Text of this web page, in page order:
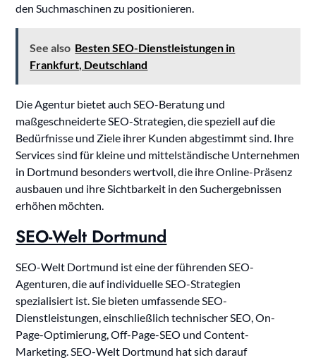
den Suchmaschinen zu positionieren.
See also Besten SEO-Dienstleistungen in
Frankfurt, Deutschland
Die Agentur bietet auch SEO-Beratung und
maßgeschneiderte SEO-Strategien, die speziell auf die
Bedürfnisse und Ziele ihrer Kunden abgestimmt sind. Ihre
Services sind für kleine und mittelständische Unternehmen
in Dortmund besonders wertvoll, die ihre Online-Präsenz
ausbauen und ihre Sichtbarkeit in den Suchergebnissen
erhöhen möchten.
SEO-Welt Dortmund
SEO-Welt Dortmund ist eine der führenden SEO-
Agenturen, die auf individuelle SEO-Strategien
spezialisiert ist. Sie bieten umfassende SEO-
Dienstleistungen, einschließlich technischer SEO, On-
Page-Optimierung, Off-Page-SEO und Content-
Marketing. SEO-Welt Dortmund hat sich darauf